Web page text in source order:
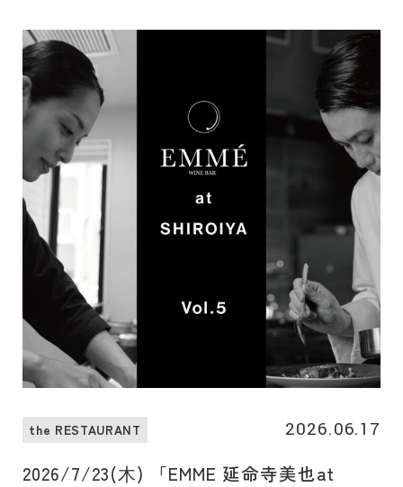
the RESTAURANT 2026.06.17
2026/7/23(⽊) 「EMME 延命寺美也at